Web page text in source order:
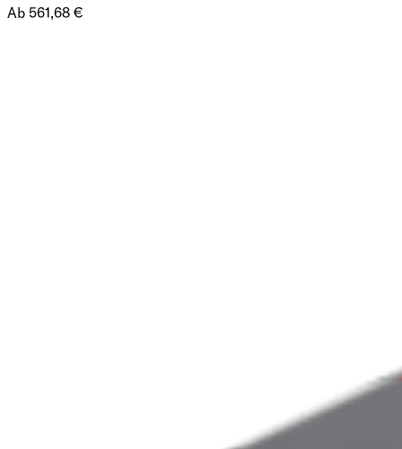
Ab 561,68 €